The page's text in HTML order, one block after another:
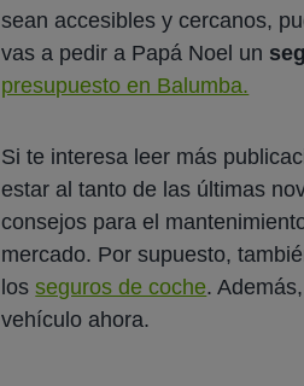
sean accesibles y cercanos,
vas a pedir a Papá Noel un
presupuesto en Balumba.
Si te interesa leer más
estar al tanto de las últimas
consejos para el
mercado. Por supuesto,
losseguros de coche.
vehículo ahora.